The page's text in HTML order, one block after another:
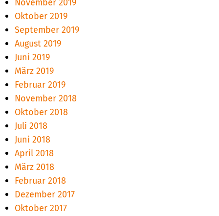
November 2019
Oktober 2019
September 2019
August 2019
Juni 2019
März 2019
Februar 2019
November 2018
Oktober 2018
Juli 2018
Juni 2018
April 2018
März 2018
Februar 2018
Dezember 2017
Oktober 2017